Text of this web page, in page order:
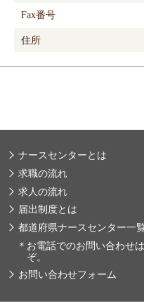
Fax番号
住所
ナースセンターとは
求職の流れ
求人の流れ
届出制度とは
都道府県ナースセンター一
＊ お電話でのお問い合わせ
ぞ。
お問い合わせフォーム